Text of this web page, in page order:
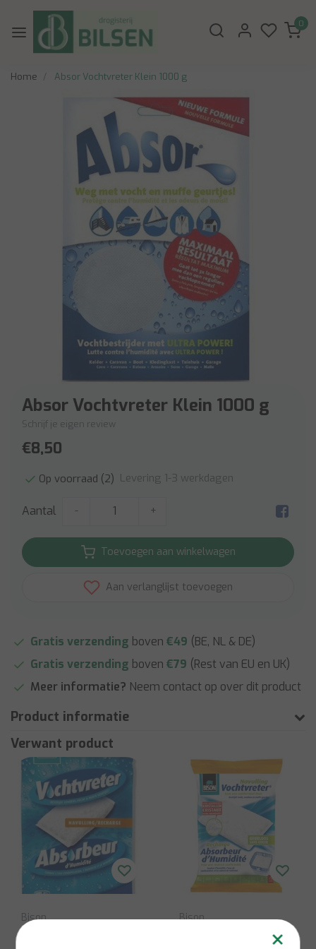
0
Home Absor Vochtvreter Klein 1000 g
Absor Vochtvreter Klein 1000 g
Schrijf je eigen review
€8,50
Op voorraad (2) Levering 1-3 werkdagen
Aantal - +
Toevoegen aan winkelwagen
Aan verlanglijst toevoegen
Gratis verzending boven €49 (BE, NL & DE)
Gratis verzending boven €79 (Rest van EU en UK)
Meer informatie? Neem contact op over dit product
Product informatie
Verwant product
Bison Bison
×